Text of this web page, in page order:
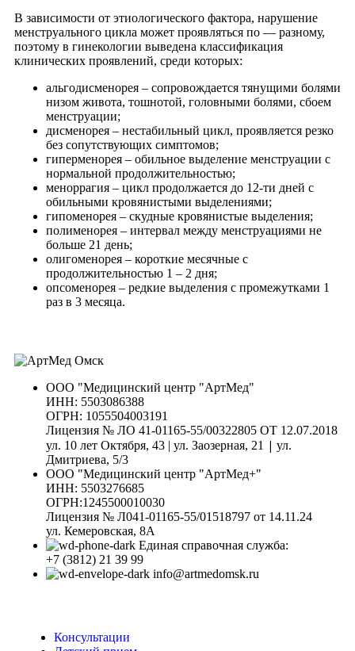
В зависимости от этиологического фактора, нарушение
менструального цикла может проявляться по — разному,
поэтому в гинекологии выведена классификация
клинических проявлений, среди которых:
альгодисменорея – сопровождается тянущими болями
низом живота, тошнотой, головными болями, сбоем
менструации;
дисменорея – нестабильный цикл, проявляется резко
без сопутствующих симптомов;
гиперменорея – обильное выделение менструации с
нормальной продолжительностью;
меноррагия – цикл продолжается до 12-ти дней с
обильными кровянистыми выделениями;
гипоменорея – скудные кровянистые выделения;
полименорея – интервал между менструациями не
больше 21 день;
олигоменорея – короткие месячные с
продолжительностью 1 – 2 дня;
опсоменорея – редкие выделения с промежутками 1
раз в 3 месяца.
ООО "Медицинский центр "АртМед"
ИНН: 5503086388
ОГРН: 1055504003191
Лицензия № ЛО 41-01165-55/00322805 ОТ 12.07.2018
ул. 10 лет Октября, 43 | ул. Заозерная, 21 | ул.
Дмитриева, 5/3
ООО "Медицинский центр "АртМед+"
ИНН: 5503276685
ОГРН:1245500010030
Лицензия № Л041-01165-55/01518797 от 14.11.24
ул. Кемеровская, 8А
Единая справочная служба:
+7 (3812) 21 39 99
info@artmedomsk.ru
Консультации